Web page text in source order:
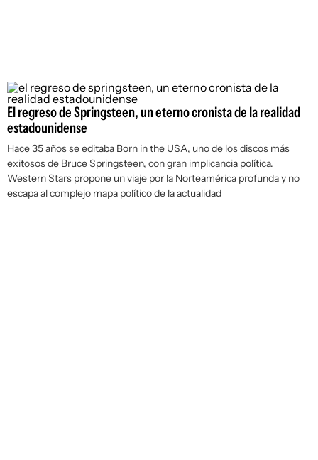
El regreso de Springsteen, un eterno cronista de la realidad
estadounidense
Hace 35 años se editaba Born in the USA, uno de los discos más
exitosos de Bruce Springsteen, con gran implicancia política.
Western Stars propone un viaje por la Norteamérica profunda y no
escapa al complejo mapa político de la actualidad